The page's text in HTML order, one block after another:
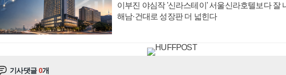
이부진 야심작 '신라스테이' 서울신라호텔보다 잘
해남·건대로 성장판 더 넓힌다
기사댓글0개